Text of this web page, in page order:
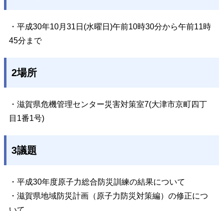
・平成30年10月31日(水曜日)午前10時30分から午前11時
45分まで
2場所
・滋賀県危機管理センター災害対策室7(大津市京町四丁
目1番1号)
3議題
・平成30年度原子力総合防災訓練の結果について
・滋賀県地域防災計画（原子力防災対策編）の修正につ